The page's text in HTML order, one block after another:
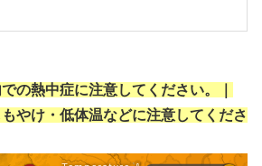
の熱中症に注意してください。｜
もやけ・低体温などに注意してくださ